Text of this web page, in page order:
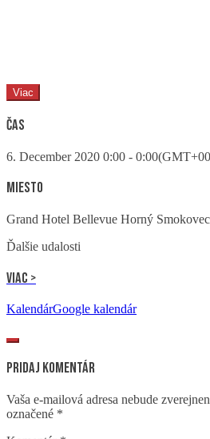
Viac
Čas
6. December 2020 0:00 - 0:00
Miesto
Grand Hotel Bellevue Horný Smokovec
Ďalšie udalosti
Viac >
KalendárGoogle kalendár
Pridaj komentár
Vaša e-mailová adresa nebude
označené *